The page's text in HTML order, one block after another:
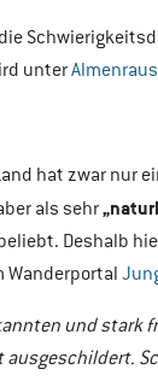
unter
hat zwar nur
als sehr
Deshalb
Wanderportal J
und stark
ausgeschildert.